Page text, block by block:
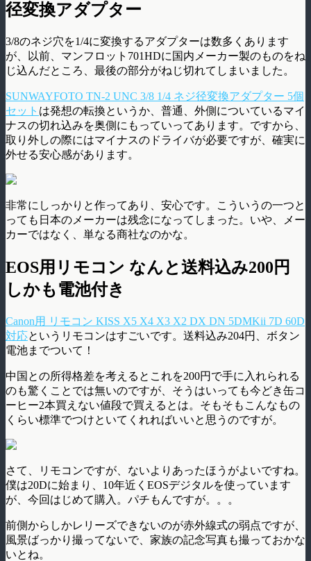
径変換アダプター
3/8のネジ穴を1/4に変換するアダプターは数多くあります
が、以前、マンフロット701HDに国内メーカー製のものをね
じ込んだところ、最後の部分がねじ切れてしまいました。
SUNWAYFOTO TN-2 UNC 3/8 1/4 ネジ径変換アダプター 5個
セット は発想の転換というか、普通、外側についているマイ
ナスの切れ込みを奥側にもっていってあります。ですから、
取り外しの際にはマイナスのドライバが必要ですが、確実に
外せる安心感があります。
非常にしっかりと作ってあり、安心です。こういうの一つと
っても日本のメーカーは残念になってしまった。いや、メー
カーではなく、単なる商社なのかな。
EOS用リモコン なんと送料込み200円
しかも電池付き
Canon用 リモコン KISS X5 X4 X3 X2 DX DN 5DMKii 7D 60D
対応というリモコンはすごいです。送料込み204円、ボタン
電池までついて！
中国との所得格差を考えるとこれを200円で手に入れられる
のも驚くことでは無いのですが、そうはいっても今どき缶コ
ーヒー2本買えない値段で買えるとは。そもそもこんなもの
くらい標準でつけといてくれればいいと思うのですが。
さて、リモコンですが、ないよりあったほうがよいですね。
僕は20Dに始まり、10年近くEOSデジタルを使っています
が、今回はじめて購入。パチもんですが。。。
前側からしかレリーズできないのが赤外線式の弱点ですが、
風景ばっかり撮ってないで、家族の記念写真も撮っておかな
いとね。